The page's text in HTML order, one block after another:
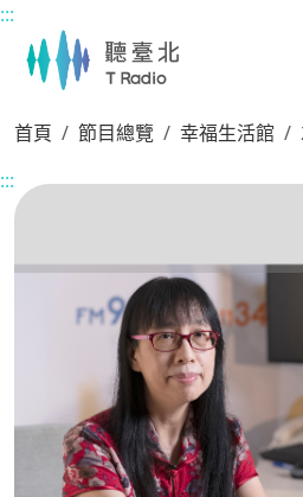
主要內容區塊
:::
首頁 節目總覽 幸福生活館
:::